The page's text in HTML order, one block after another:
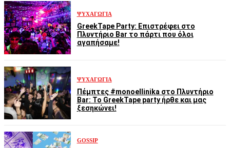
ΨΥΧΑΓΩΓΊΑ
GreekTape Party: Επιστρέφει στο
Πλυντήριο Bar το πάρτι που όλοι
αγαπήσαμε!
ΨΥΧΑΓΩΓΊΑ
Πέμπτες #monoellinika στο Πλυντήριο
Bar: Το GreekTape party ήρθε και μας
ξεσηκώνει!
GOSSIP